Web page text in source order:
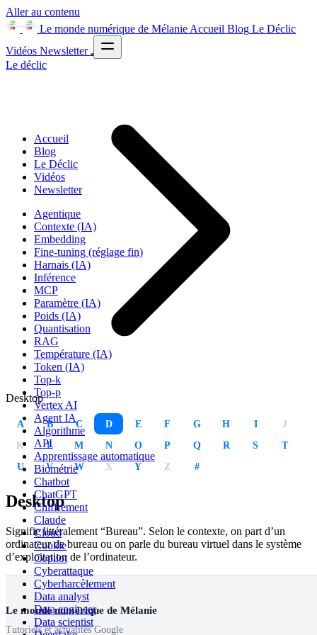
Aller au contenu
Le monde numérique de Mélanie Accueil Blog Le Déclic
Vidéos Newsletter
Accueil
Blog
Le Déclic
Vidéos
Newsletter
Agentique
Contexte (IA)
Embedding
Fine-tuning (réglage fin)
Harnais (IA)
Inférence
MCP
Paramètre (IA)
Poids (IA)
Quantisation
RAG
Température (IA)
Token (IA)
Top-k
Top-p
Vertex AI
Agent IA
Algorithme
API
Apprentissage automatique
Biométrie
Chatbot
ChatGPT
Chiffrement
Claude
Cloud
Cookie
Copilot
Cyberattaque
Cyberharcèlement
Data analyst
Data engineer
Data scientist
Le déclic
Desktop
A B C D E F G H I J
K L M N O P Q R S T
U V W X Y Z #
Desktop
Signifie littéralement “Bureau”. Selon le contexte, on part d’un
ordinateur de bureau ou on parle du bureau virtuel dans le système
d’exploitation de l’ordinateur.
Le monde numérique de Mélanie
Tutoriels et actualités Google